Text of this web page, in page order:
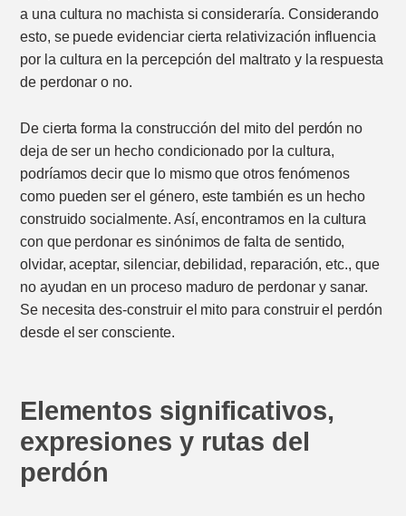
a una cultura no machista si consideraría. Considerando
esto, se puede evidenciar cierta relativización influencia
por la cultura en la percepción del maltrato y la respuesta
de perdonar o no.
De cierta forma la construcción del mito del perdón no
deja de ser un hecho condicionado por la cultura,
podríamos decir que lo mismo que otros fenómenos
como pueden ser el género, este también es un hecho
construido socialmente. Así, encontramos en la cultura
con que perdonar es sinónimos de falta de sentido,
olvidar, aceptar, silenciar, debilidad, reparación, etc., que
no ayudan en un proceso maduro de perdonar y sanar.
Se necesita des-construir el mito para construir el perdón
desde el ser consciente.
Elementos significativos,
expresiones y rutas del
perdón